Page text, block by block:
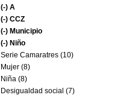
(-) A
(-) CCZ
(-) Municipio
(-) Niño
Serie Camaratres (10)
Mujer (8)
Niña (8)
Desigualdad social (7)